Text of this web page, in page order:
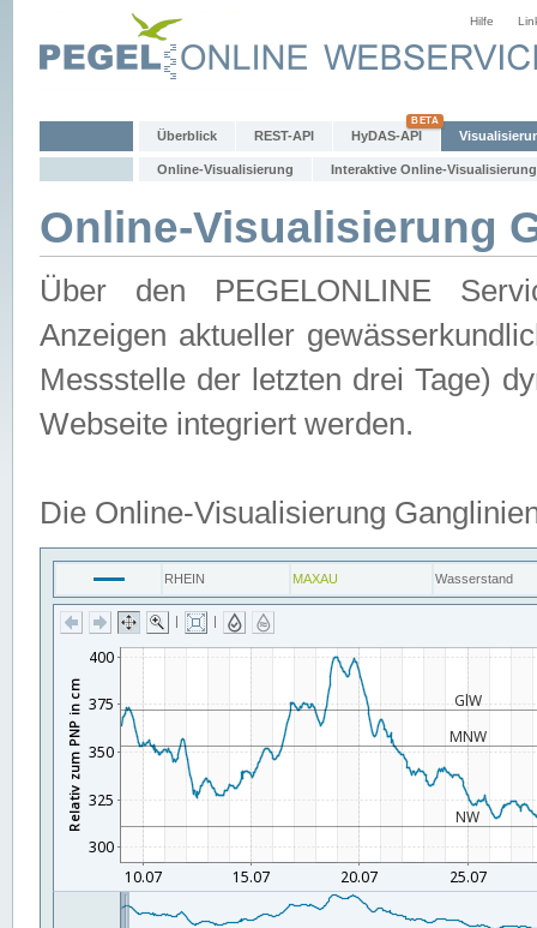
Hilfe
Überblick REST-API HyDAS-API
Online-Visualisierung Interaktive Online-Visualisierung
Online-Visualisierung
Über den PEGELONLINE
Anzeigen aktueller
Messstelle der letzten drei Tage)
Webseite integriert werden.
Die Online-Visualisierung